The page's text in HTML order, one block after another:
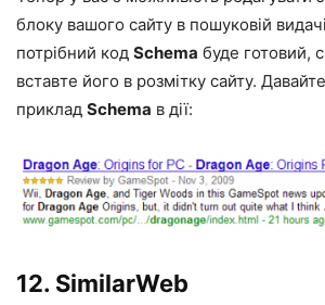
блоку вашого сайту в пошуковій
потрібний код Schema буде готовий,
вставте його в розмітку сайту.
приклад Schema в дії:
12. SimilarWeb